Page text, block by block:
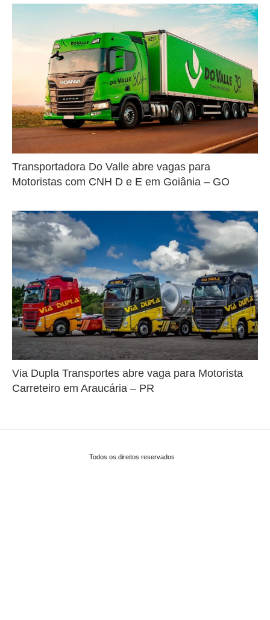
Transportadora Do Valle abre vagas para
Motoristas com CNH D e E em Goiânia – GO
Via Dupla Transportes abre vaga para Motorista
Carreteiro em Araucária – PR
Todos os direitos reservados